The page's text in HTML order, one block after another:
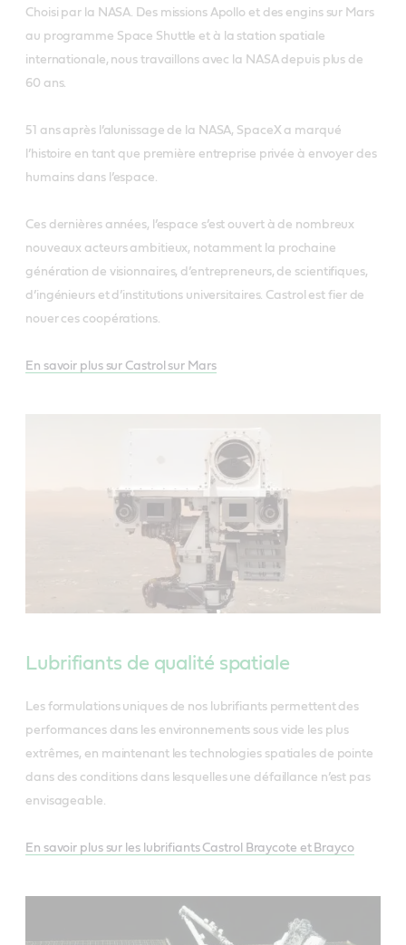
Choisi par la NASA. Des missions Apollo et des engins sur Mars
au programme Space Shuttle et à la station spatiale
internationale, nous travaillons avec la NASA depuis plus de
60 ans.
51 ans après l’alunissage de la NASA, SpaceX a marqué
l’histoire en tant que première entreprise privée à envoyer des
humains dans l’espace.
Ces dernières années, l’espace s’est ouvert à de nombreux
nouveaux acteurs ambitieux, notamment la prochaine
génération de visionnaires, d’entrepreneurs, de scientifiques,
d’ingénieurs et d’institutions universitaires. Castrol est fier de
nouer ces coopérations.
En savoir plus sur Castrol sur Mars
Lubrifiants de qualité spatiale
Les formulations uniques de nos lubrifiants permettent des
performances dans les environnements sous vide les plus
extrêmes, en maintenant les technologies spatiales de pointe
dans des conditions dans lesquelles une défaillance n’est pas
envisageable.
En savoir plus sur les lubrifiants Castrol Braycote et Brayco